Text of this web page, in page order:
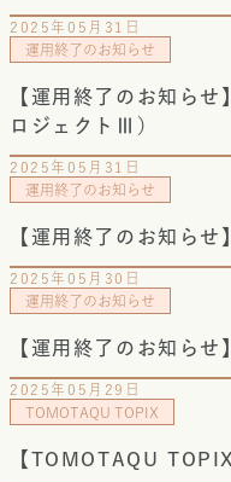
2025年05月31日
運用終了のお知らせ
【運用終了のお知ら
ロジェクトⅢ）
2025年05月31日
運用終了のお知らせ
【運用終了のお知ら
2025年05月30日
運用終了のお知らせ
【運用終了のお知ら
2025年05月29日
TOMOTAQU TOPIX
【TOMOTAQU